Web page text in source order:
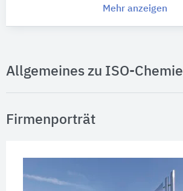
Mehr anzeigen
Allgemeines zu ISO-Chemie
Firmenporträt